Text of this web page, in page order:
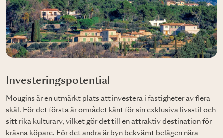
Investeringspotential
Mougins är en utmärkt plats att investera i fastigheter av flera
skäl. För det första är området känt för sin exklusiva livsstil och
sitt rika kulturarv, vilket gör det till en attraktiv destination för
kräsna köpare. För det andra är byn bekvämt belägen nära